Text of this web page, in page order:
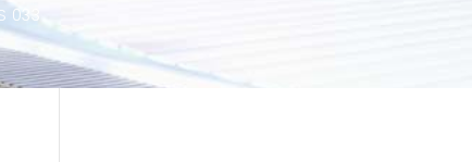
033